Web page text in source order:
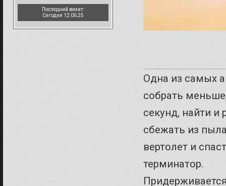
Последний визит:
Сегодня 12:06:25
Одна из самых
собрать
секунд, найти и
сбежать из
вертолет и
терминатор.